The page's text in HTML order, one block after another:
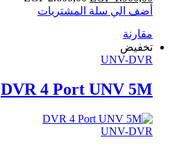
أضف الي سلة المشتريات
مقارنة
تخفيض
UNV-DVR
DVR 4 Port UNV 5M
UNV-DVR